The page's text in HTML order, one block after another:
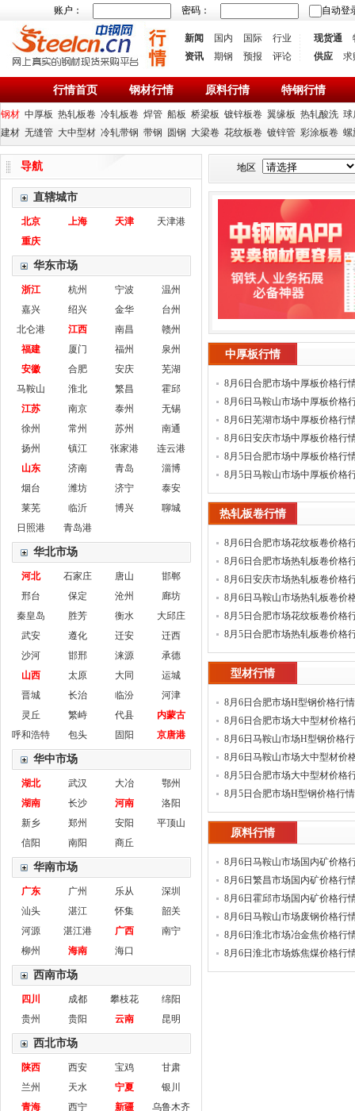
账户： 密码： 自动登
新闻 国内 国际
行业
资讯
期钢 预报 评论
现货通
供应
求
行情首页 钢材行情 原料行情 特钢行情
钢材 中厚板 热轧板卷 冷轧板卷 焊管 船板 桥梁板 镀锌板卷 翼缘板 热轧酸洗 球
建材 无缝管 大中型材 冷轧带钢 带钢 圆钢 大梁卷 花纹板卷 镀锌管 彩涂板卷 螺
导航
直辖城市
北京 上海 天津
天津港
重庆
华东市场
浙江 杭州 宁波
温州
嘉兴
绍兴 金华
台州
北仑港
江西 南昌
赣州
福建
厦门 福州
泉州
安徽
合肥 安庆
芜湖
马鞍山
淮北 繁昌
霍邱
江苏
南京 泰州
无锡
徐州
常州 苏州
南通
扬州
镇江 张家港
连云港
山东
济南 青岛
淄博
烟台
潍坊 济宁
泰安
莱芜
临沂 博兴
聊城
日照港
青岛港
华北市场
河北 石家庄 唐山
邯郸
邢台
保定 沧州
廊坊
秦皇岛
胜芳 衡水
大邱庄
武安
遵化 迁安
迁西
沙河
邯邢 涞源
承德
山西
太原 大同
运城
晋城
长治 临汾
河津
灵丘
繁峙 代县
内蒙古
呼和浩特
包头 固阳 京唐港
华中市场
湖北 武汉 大冶
鄂州
湖南
长沙 河南
洛阳
新乡
郑州 安阳
平顶山
信阳
南阳 商丘
华南市场
广东 广州 乐从
深圳
汕头
湛江 怀集
韶关
河源
湛江港 广西
南宁
柳州
海南 海口
西南市场
四川 成都 攀枝花
绵阳
贵州
贵阳 云南 昆明
西北市场
陕西 西安 宝鸡
甘肃
兰州
天水 宁夏
银川
青海
西宁 新疆 乌鲁木齐
地区
中厚板行情
8月6日合肥市场中厚板价格行
8月6日马鞍山市场中厚板价格
8月6日芜湖市场中厚板价格行
8月6日安庆市场中厚板价格行
8月5日合肥市场中厚板价格行
8月5日马鞍山市场中厚板价格
热轧板卷行情
8月6日合肥市场花纹板卷价格
8月6日合肥市场热轧板卷价格
8月6日安庆市场热轧板卷价格
8月6日马鞍山市场热轧板卷价
8月5日合肥市场花纹板卷价格
8月5日合肥市场热轧板卷价格
型材行情
8月6日合肥市场H型钢价格行情
8月6日合肥市场大中型材价格
8月6日马鞍山市场H型钢价格
8月6日马鞍山市场大中型材价
8月5日合肥市场大中型材价格
8月5日合肥市场H型钢价格行情
原料行情
8月6日马鞍山市场国内矿价格
8月6日繁昌市场国内矿价格行
8月6日霍邱市场国内矿价格行
8月6日马鞍山市场废钢价格行
8月6日淮北市场冶金焦价格行
8月6日淮北市场炼焦煤价格行